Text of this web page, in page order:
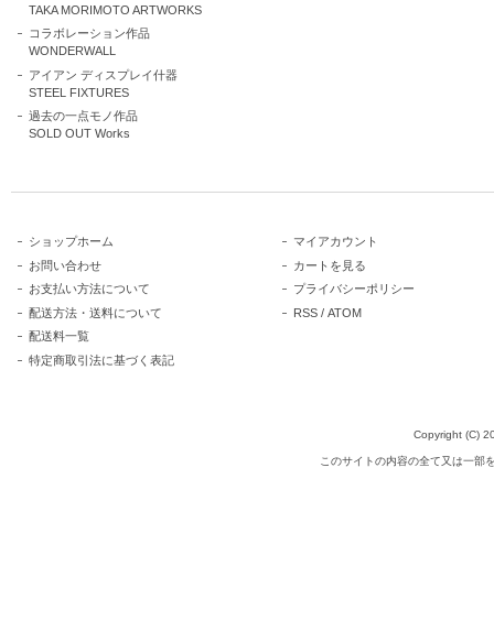
TAKA MORIMOTO ARTWORKS
コラボレーション作品
WONDERWALL
アイアン ディスプレイ什器
STEEL FIXTURES
過去の一点モノ作品
SOLD OUT Works
ショップホーム
お問い合わせ
お支払い方法について
配送方法・送料について
配送料一覧
特定商取引法に基づく表記
マイアカウント
カートを見る
プライバシーポリシー
RSS/ ATOM
Copyright (C)
このサイトの内容の全て又は一部